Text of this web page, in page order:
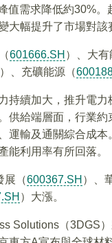
值需求降低約30%
大幅提升了市場對該
601666.SH ）、大有
）、充礦能源（
續加大，推升電力
供給端層面，行業
運輸及通關綜合成
能利用率有所回落。
展（600367.SH ）、
）大漲。
Solutions（3DGS